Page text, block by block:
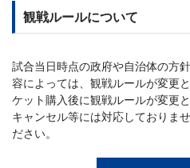
観戦ルールについて
試合当日時点の政府や自治体の方
容によっては、観戦ルールが変更
ケット購入後に観戦ルールが変更
キャンセル等には対応しておりま
ださい。